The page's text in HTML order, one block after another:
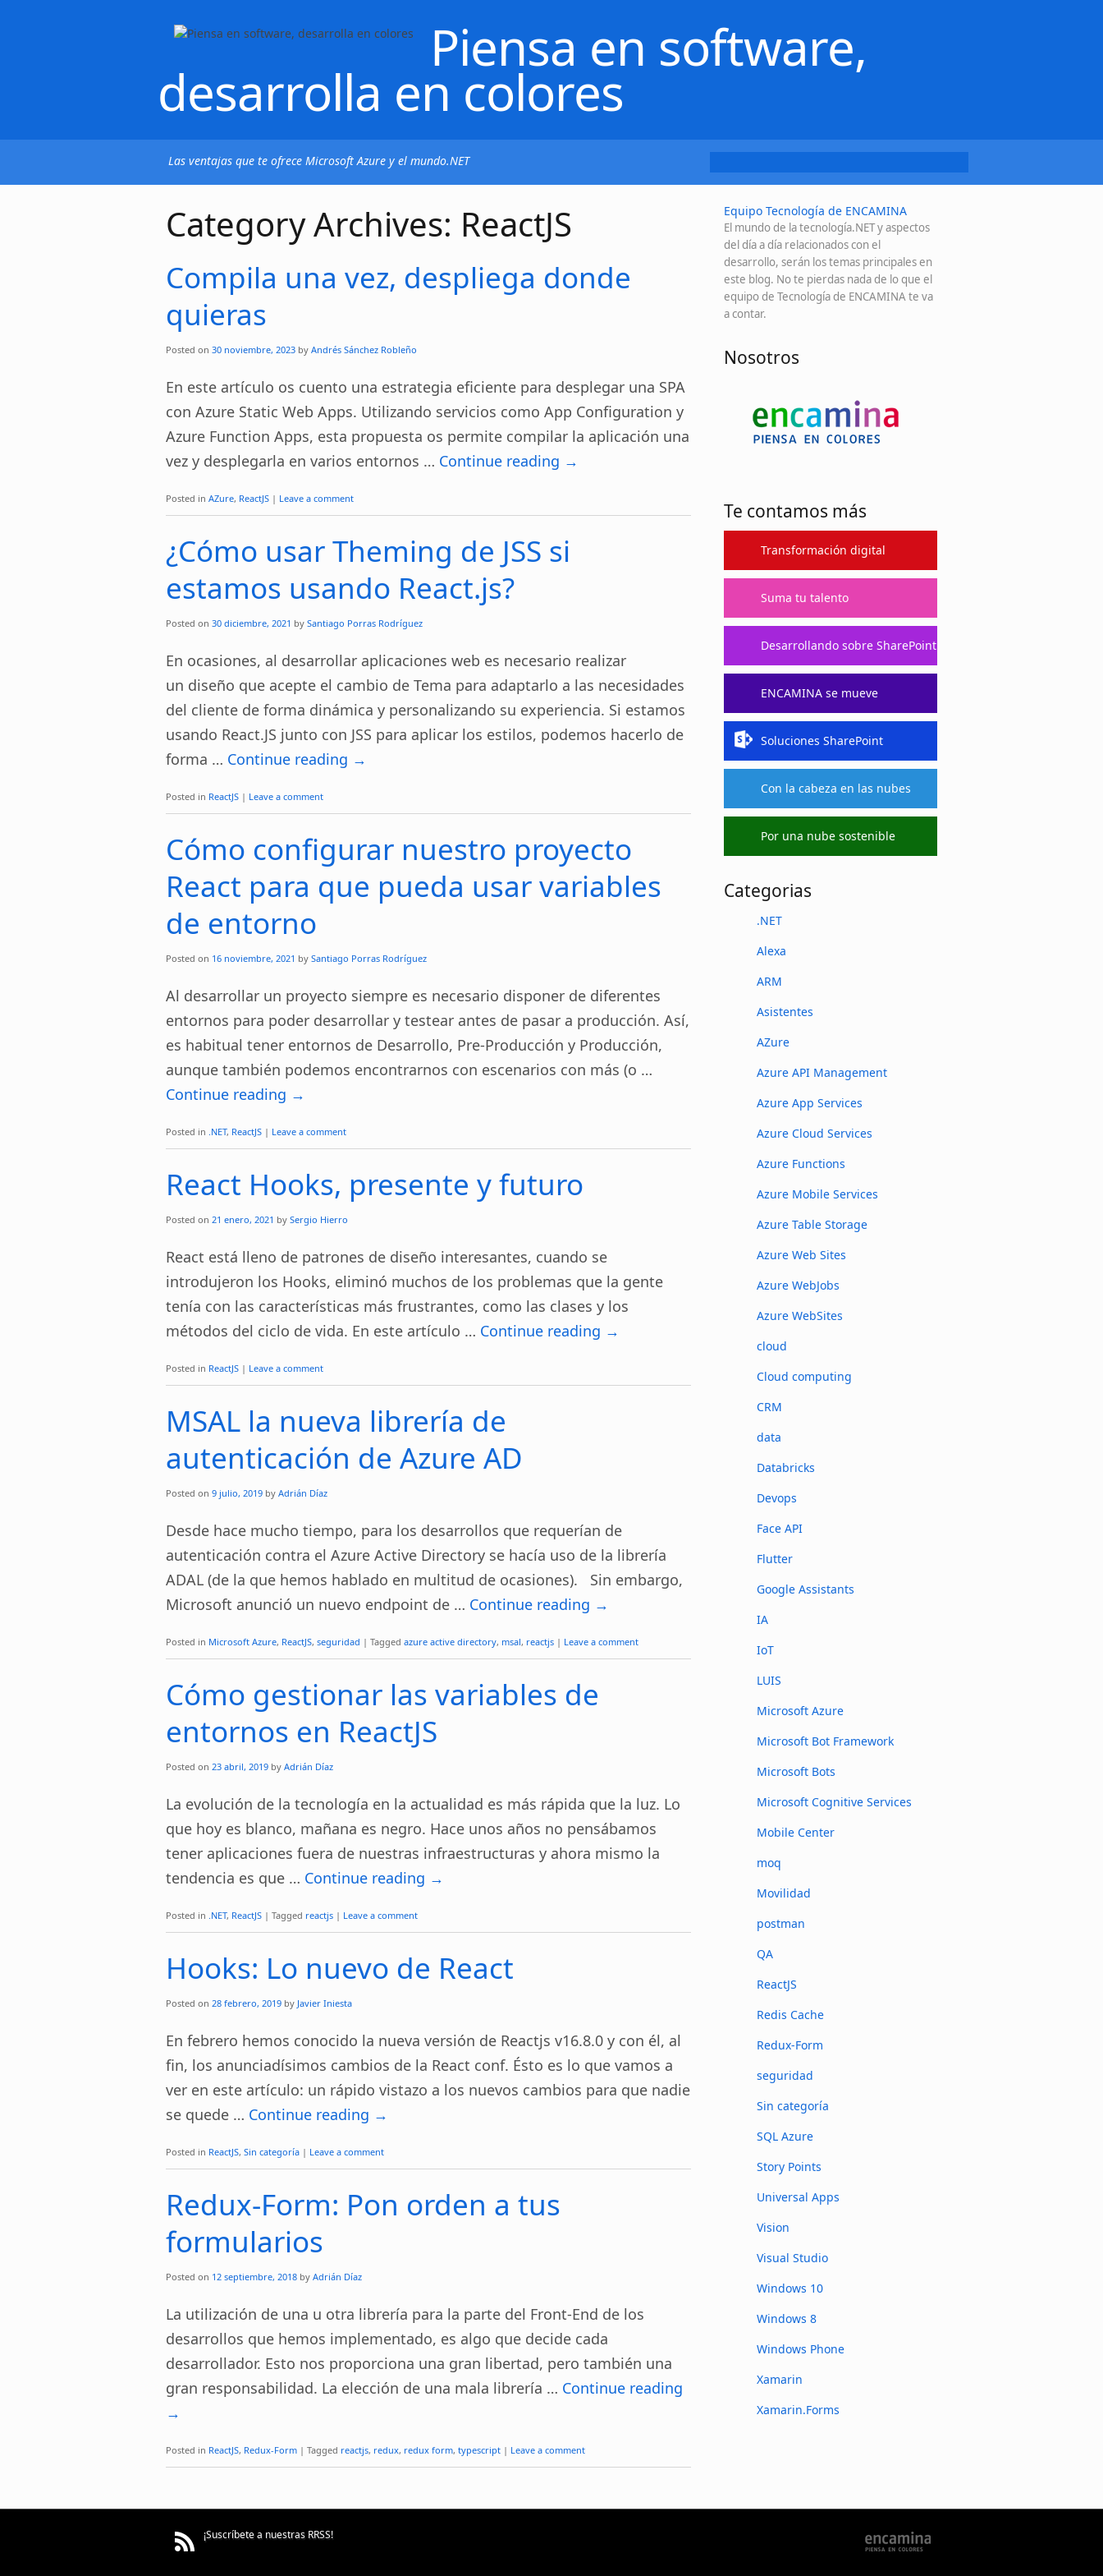
Piensa en software,
desarrolla en colores
Las ventajas que te ofrece Microsoft Azure y el mundo.NET
Category Archives: ReactJS
Compila una vez, despliega donde
quieras
Posted on 30 noviembre, 2023 by Andrés Sánchez Robleño
En este artículo os cuento una estrategia eficiente para desplegar una SPA
con Azure Static Web Apps. Utilizando servicios como App Configuration y
Azure Function Apps, esta propuesta os permite compilar la aplicación una
vez y desplegarla en varios entornos … Continue reading →
Posted in AZure, ReactJS | Leave a comment
¿Cómo usar Theming de JSS si
estamos usando React.js?
Posted on 30 diciembre, 2021 by Santiago Porras Rodríguez
En ocasiones, al desarrollar aplicaciones web es necesario realizar
un diseño que acepte el cambio de Tema para adaptarlo a las necesidades
del cliente de forma dinámica y personalizando su experiencia. Si estamos
usando React.JS junto con JSS para aplicar los estilos, podemos hacerlo de
forma … Continue reading →
Posted in ReactJS | Leave a comment
Cómo configurar nuestro proyecto
React para que pueda usar variables
de entorno
Posted on 16 noviembre, 2021 by Santiago Porras Rodríguez
Al desarrollar un proyecto siempre es necesario disponer de diferentes
entornos para poder desarrollar y testear antes de pasar a producción. Así,
es habitual tener entornos de Desarrollo, Pre-Producción y Producción,
aunque también podemos encontrarnos con escenarios con más (o …
Continue reading →
Posted in .NET, ReactJS | Leave a comment
React Hooks, presente y futuro
Posted on 21 enero, 2021 by Sergio Hierro
React está lleno de patrones de diseño interesantes, cuando se
introdujeron los Hooks, eliminó muchos de los problemas que la gente
tenía con las características más frustrantes, como las clases y los
métodos del ciclo de vida. En este artículo … Continue reading →
Posted in ReactJS | Leave a comment
MSAL la nueva librería de
autenticación de Azure AD
Posted on 9 julio, 2019 by Adrián Díaz
Desde hace mucho tiempo, para los desarrollos que requerían de
autenticación contra el Azure Active Directory se hacía uso de la librería
ADAL (de la que hemos hablado en multitud de ocasiones). Sin embargo,
Microsoft anunció un nuevo endpoint de … Continue reading →
Posted in Microsoft Azure, ReactJS, seguridad | Tagged azure active directory, msal, reactjs | Leave a comment
Cómo gestionar las variables de
entornos en ReactJS
Posted on 23 abril, 2019 by Adrián Díaz
La evolución de la tecnología en la actualidad es más rápida que la luz. Lo
que hoy es blanco, mañana es negro. Hace unos años no pensábamos
tener aplicaciones fuera de nuestras infraestructuras y ahora mismo la
tendencia es que … Continue reading →
Posted in .NET, ReactJS | Tagged reactjs | Leave a comment
Hooks: Lo nuevo de React
Posted on 28 febrero, 2019 by Javier Iniesta
En febrero hemos conocido la nueva versión de Reactjs v16.8.0 y con él, al
fin, los anunciadísimos cambios de la React conf. Ésto es lo que vamos a
ver en este artículo: un rápido vistazo a los nuevos cambios para que nadie
se quede … Continue reading →
Posted in ReactJS, Sin categoría | Leave a comment
Redux-Form: Pon orden a tus
formularios
Posted on 12 septiembre, 2018 by Adrián Díaz
La utilización de una u otra librería para la parte del Front-End de los
desarrollos que hemos implementado, es algo que decide cada
desarrollador. Esto nos proporciona una gran libertad, pero también una
gran responsabilidad. La elección de una mala librería … Continue reading
→
Posted in ReactJS, Redux-Form | Tagged reactjs, redux, redux form, typescript | Leave a comment
Equipo Tecnología de ENCAMINA
El mundo de la tecnología.NET y aspectos
del día a día relacionados con el
desarrollo, serán los temas principales en
este blog. No te pierdas nada de lo que el
equipo de Tecnología de ENCAMINA te va
a contar.
Nosotros
Te contamos más
Transformación digital
Suma tu talento
Desarrollando sobre SharePoint
ENCAMINA se mueve
Soluciones SharePoint
Con la cabeza en las nubes
Por una nube sostenible
Categorias
.NET
Alexa
ARM
Asistentes
AZure
Azure API Management
Azure App Services
Azure Cloud Services
Azure Functions
Azure Mobile Services
Azure Table Storage
Azure Web Sites
Azure WebJobs
Azure WebSites
cloud
Cloud computing
CRM
data
Databricks
Devops
Face API
Flutter
Google Assistants
IA
IoT
LUIS
Microsoft Azure
Microsoft Bot Framework
Microsoft Bots
Microsoft Cognitive Services
Mobile Center
moq
Movilidad
postman
QA
ReactJS
Redis Cache
Redux-Form
seguridad
Sin categoría
SQL Azure
Story Points
Universal Apps
Vision
Visual Studio
Windows 10
Windows 8
Windows Phone
Xamarin
Xamarin.Forms
¡Suscríbete a nuestras RRSS!